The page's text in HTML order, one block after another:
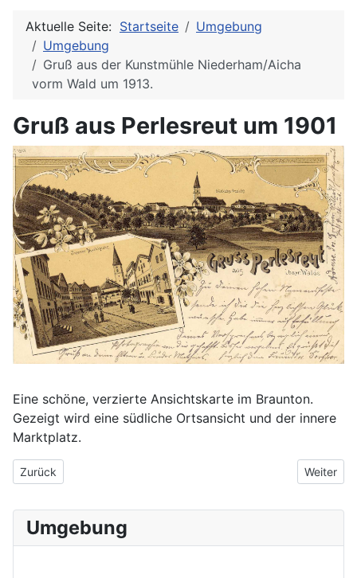
Aktuelle Seite: Startseite
Umgebung
Umgebung
Gruß aus der Kunstmühle Niederham/Aicha
vorm Wald um 1913.
Gruß aus Perlesreut um 1901
Eine schöne, verzierte Ansichtskarte im Braunton.
Gezeigt wird eine südliche Ortsansicht und der innere
Marktplatz.
Vorheriger Beitrag: Perlesreut um 1910
Zurück Nächster
Weiter
Umgebung